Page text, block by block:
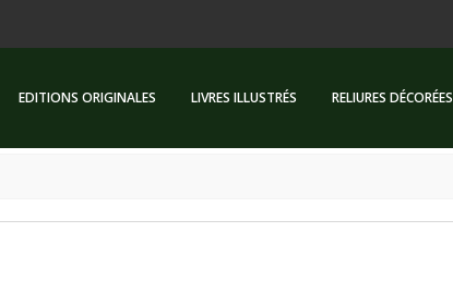
EDITIONS ORIGINALES LIVRES ILLUSTRÉS RELIURES DÉCORÉES